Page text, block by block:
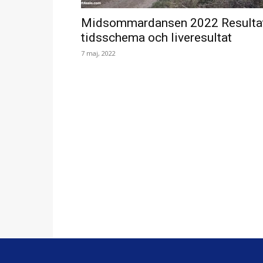
Midsommardansen 2022
tidsschema och liveresultat
7 maj, 2022